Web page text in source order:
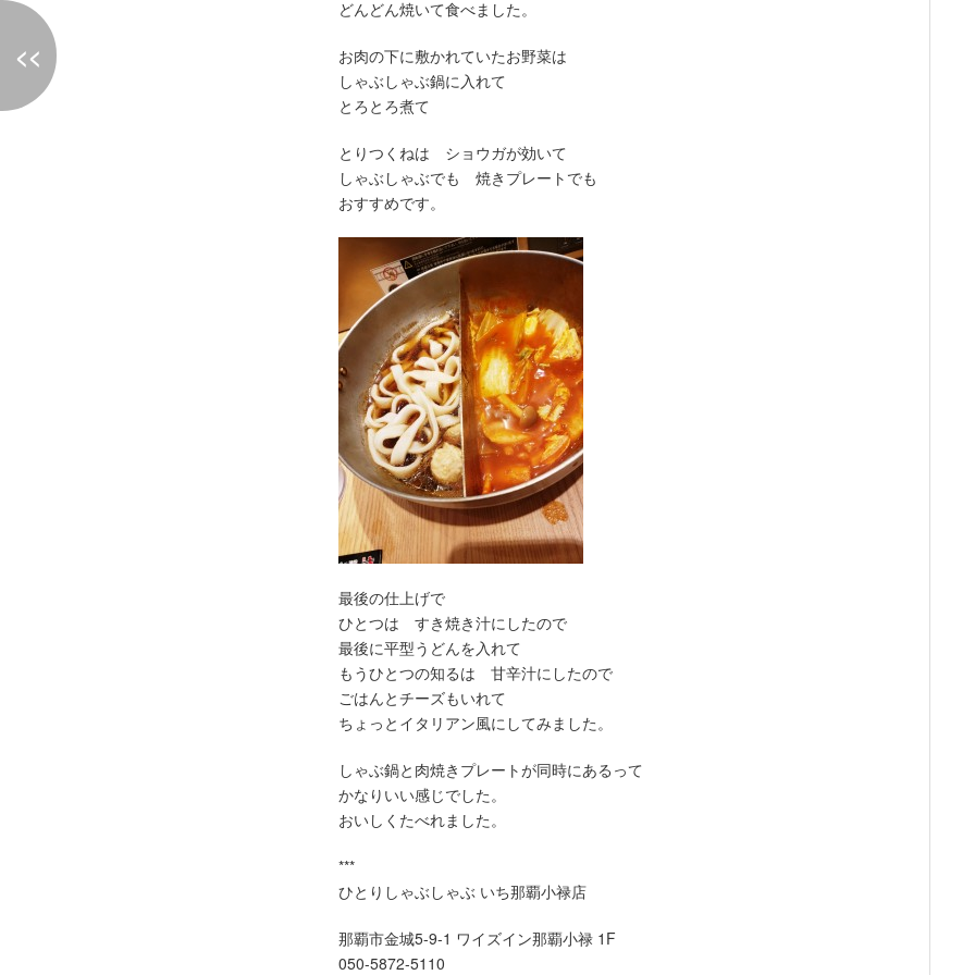
どんどん焼いて食べました。
お肉の下に敷かれていたお野菜は
しゃぶしゃぶ鍋に入れて
とろとろ煮て
とりつくねは ショウガが効いて
しゃぶしゃぶでも 焼きプレートでも
おすすめです。
最後の仕上げで
ひとつは すき焼き汁にしたので
最後に平型うどんを入れて
もうひとつの知るは 甘辛汁にしたので
ごはんとチーズもいれて
ちょっとイタリアン風にしてみました。
しゃぶ鍋と肉焼きプレートが同時にあるって
かなりいい感じでした。
おいしくたべれました。
***
ひとりしゃぶしゃぶ いち那覇小禄店
那覇市金城5-9-1 ワイズイン那覇小禄 1F
050-5872-5110
<<